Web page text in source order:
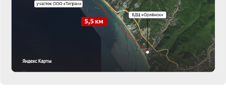
со всеми процентами и пенями превысила
5 млрд рублей. Этот долг банк и предъявил
к погашению компаниям-заемщикам
и поручителю Зиганшину в Советском райсуде
Казани.